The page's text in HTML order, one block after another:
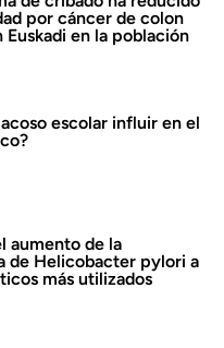
por cáncer de colon
Euskadi en la población
escolar influir en el
aumento de la
de Helicobacter pylori a
más utilizados